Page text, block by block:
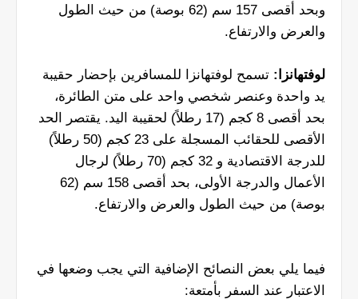
وبحد أقصى 157 سم (62 بوصة) من حيث الطول
والعرض والارتفاع.
لوفتهانزا: تسمح لوفتهانزا للمسافرين بإحضار حقيبة
يد واحدة وعنصر شخصي واحد على متن الطائرة،
بحد أقصى 8 كجم (17 رطلاً) لحقيبة اليد. يقتصر الحد
الأقصى للحقائب المسجلة على 23 كجم (50 رطلاً)
للدرجة الاقتصادية و 32 كجم (70 رطلاً) لرجال
الأعمال والدرجة الأولى، بحد أقصى 158 سم (62
بوصة) من حيث الطول والعرض والارتفاع.
فيما يلي بعض النصائح الإضافية التي يجب وضعها في
الاعتبار عند السفر بأمتعة: